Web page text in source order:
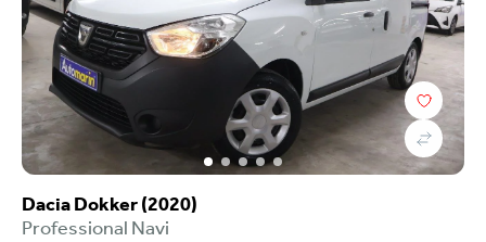
Dacia Dokker (2020)
Professional Navi